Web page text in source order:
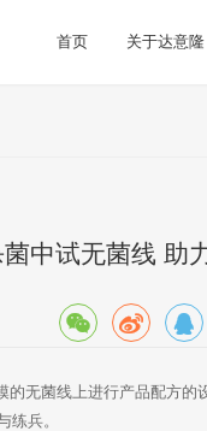
首页 关于达意隆
中试无菌线 助
无菌线上进行产品配方的
练兵。